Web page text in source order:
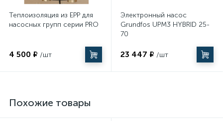
Теплоизоляция из EPP для
насосных групп серии PRO
4 500 ₽ /шт
Электронный насос
Grundfos UPM3 HYBRID 25-
70
23 447 ₽ /шт
Похожие товары